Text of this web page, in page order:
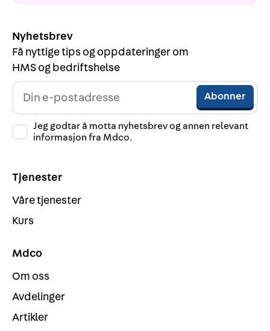
Nyhetsbrev
Få nyttige tips og oppdateringer om
HMS og bedriftshelse
Jeg godtar å motta nyhetsbrev og annen relevant
informasjon fra Mdco.
Tjenester
Våre tjenester
Kurs
Mdco
Om oss
Avdelinger
Artikler